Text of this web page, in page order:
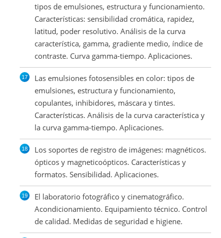
tipos de emulsiones, estructura y funcionamiento.
Características: sensibilidad cromática, rapidez,
latitud, poder resolutivo. Análisis de la curva
característica, gamma, gradiente medio, índice de
contraste. Curva gamma-tiempo. Aplicaciones.
Las emulsiones fotosensibles en color: tipos de
emulsiones, estructura y funcionamiento,
copulantes, inhibidores, máscara y tintes.
Características. Análisis de la curva característica y
la curva gamma-tiempo. Aplicaciones.
Los soportes de registro de imágenes: magnéticos.
ópticos y magneticoópticos. Características y
formatos. Sensibilidad. Aplicaciones.
El laboratorio fotográfico y cinematográfico.
Acondicionamiento. Equipamiento técnico. Control
de calidad. Medidas de seguridad e higiene.